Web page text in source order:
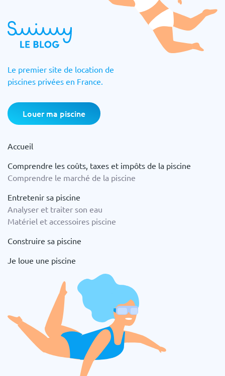
Le premier site de location de
piscines privées en France.
Louer ma piscine
Accueil
Comprendre les coûts, taxes et impôts de la piscine
Comprendre le marché de la piscine
Entretenir sa piscine
Analyser et traiter son eau
Matériel et accessoires piscine
Construire sa piscine
Je loue une piscine